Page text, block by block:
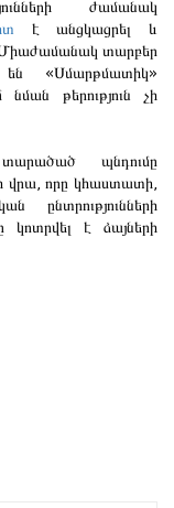
ժամանակ
է անցկացրել և
Միաժամանակ տարբեր
են «Սմարթմատիկ»
թերություն չի
պնդումը
վրա, որը կհաստատի,
ընտրությունների
կոտրվել է ձայների